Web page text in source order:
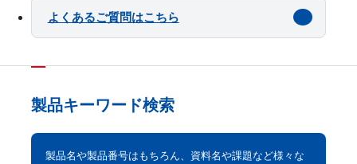
よくあるご質問はこちら
製品キーワード検索
製品名や製品番号はもちろん、資料名や課題など様々な